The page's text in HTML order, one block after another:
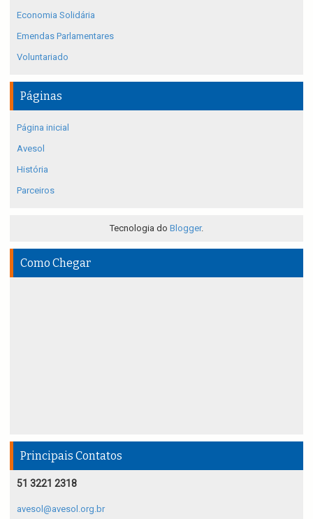
Economia Solidária
Emendas Parlamentares
Voluntariado
Páginas
Página inicial
Avesol
História
Parceiros
Tecnologia do Blogger.
Como Chegar
Principais Contatos
51 3221 2318
avesol@avesol.org.br